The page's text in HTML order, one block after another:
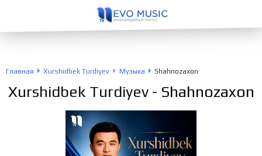
Главная Xurshidbek Turdiyev Музыка Shahnozaxon
Xurshidbek Turdiyev- Shahnozaxon